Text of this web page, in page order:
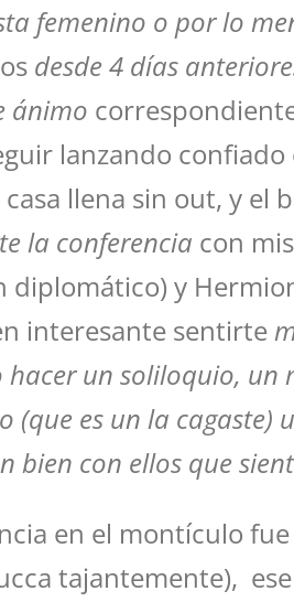
femenino o por lo
desde 4 días
ánimo
lanzando
llena sin out, y
la conferencia con
diplomático) y
interesante sentirte
hacer un soliloquio,
(que es un la
bien con ellos que
en el montículo
tajantemente),